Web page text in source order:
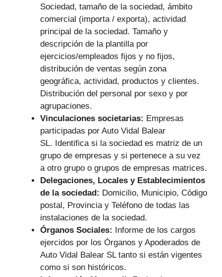
Sociedad, tamaño de la sociedad, ámbito
comercial (importa / exporta), actividad
principal de la sociedad. Tamaño y
descripción de la plantilla por
ejercicios/empleados fijos y no fijos,
distribución de ventas según zona
geográfica, actividad, productos y clientes.
Distribución del personal por sexo y por
agrupaciones.
Vinculaciones societarias: Empresas
participadas por Auto Vidal Balear
SL. Identifica si la sociedad es matriz de un
grupo de empresas y si pertenece a su vez
a otro grupo o grupos de empresas matrices.
Delegaciones, Locales y Establecimientos
de la sociedad: Domicilio, Municipio, Código
postal, Provincia y Teléfono de todas las
instalaciones de la sociedad.
Órganos Sociales: Informe de los cargos
ejercidos por los Órganos y Apoderados de
Auto Vidal Balear SL tanto si están vigentes
como si son históricos.